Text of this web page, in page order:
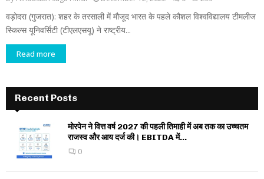
वड़ोदरा (गुजरात): शहर के तरसाली में मौजूद भारत के पहले कौशल विश्वविद्यालय टीमलीज
स्किल्स यूनिवर्सिटी (टीएलएसयू) ने राष्ट्रीय...
Read more
Recent Posts
मोरपेन ने वित्त वर्ष 2027 की पहली तिमाही में अब तक का उच्चतम
राजस्व और आय दर्ज की। EBITDA में...
0